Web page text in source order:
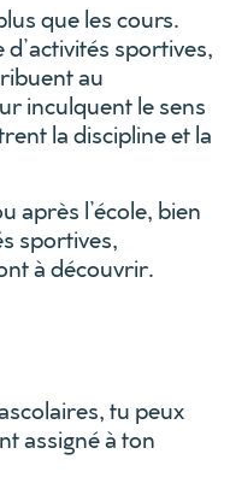
que les cours.
sportives,
au
inculquent le sens
la discipline et la
après l’école, bien
sportives,
à découvrir.
tu peux
assigné à ton